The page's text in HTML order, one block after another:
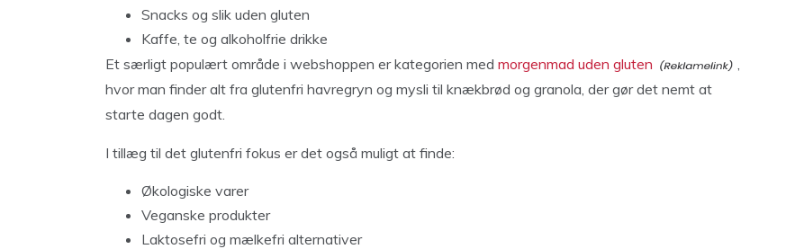
Snacks og slik uden gluten
Kaffe, te og alkoholfrie drikke
Et særligt populært område i webshoppen er kategorien med morgenmad uden gluten
hvor man finder alt fra glutenfri havregryn og mysli til knækbrød og granola, der gør det nemt at
starte dagen godt.
I tillæg til det glutenfri fokus er det også muligt at finde:
Økologiske varer
Veganske produkter
Laktosefri og mælkefri alternativer